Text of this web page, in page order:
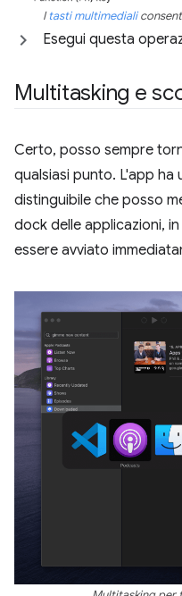
Itasti multimediali
Esegui questa
Multitasking e
Certo, posso sempre
qualsiasi punto. L'app ha
distinguibile che posso
dock delle applicazioni,
essere avviato